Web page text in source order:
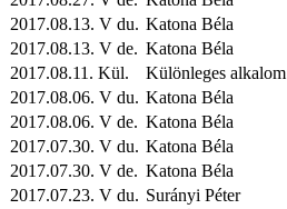
2017.08.13. V du. Katona Béla
2017.08.13. V de. Katona Béla
2017.08.11. Kül. Különleges alkalom
2017.08.06. V du. Katona Béla
2017.08.06. V de. Katona Béla
2017.07.30. V du. Katona Béla
2017.07.30. V de. Katona Béla
2017.07.23. V du. Surányi Péter